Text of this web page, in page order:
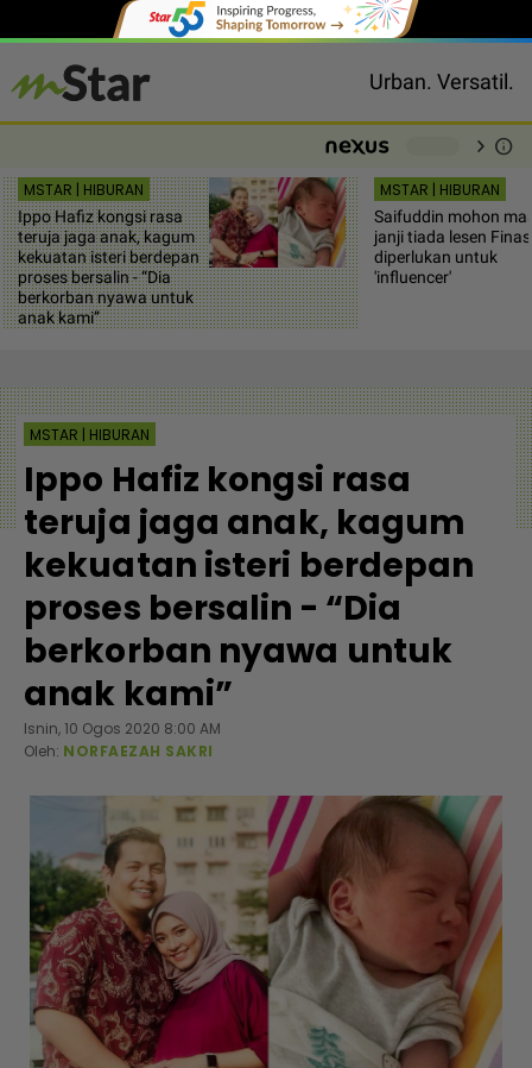
Urban. Versatil.
chevron_right info
MSTAR | HIBURAN
Ippo Hafiz kongsi rasa
teruja jaga anak, kagum
kekuatan isteri berdepan
proses bersalin - “Dia
berkorban nyawa untuk
anak kami”
MSTAR | HIBURAN
Saifuddin mohon
janji tiada lesen Finas
diperlukan untuk
'influencer'
MSTAR | HIBURAN
Ippo Hafiz kongsi rasa
teruja jaga anak, kagum
kekuatan isteri berdepan
proses bersalin - “Dia
berkorban nyawa untuk
anak kami”
Isnin, 10 Ogos 2020 8:00 AM
Oleh: NORFAEZAH SAKRI